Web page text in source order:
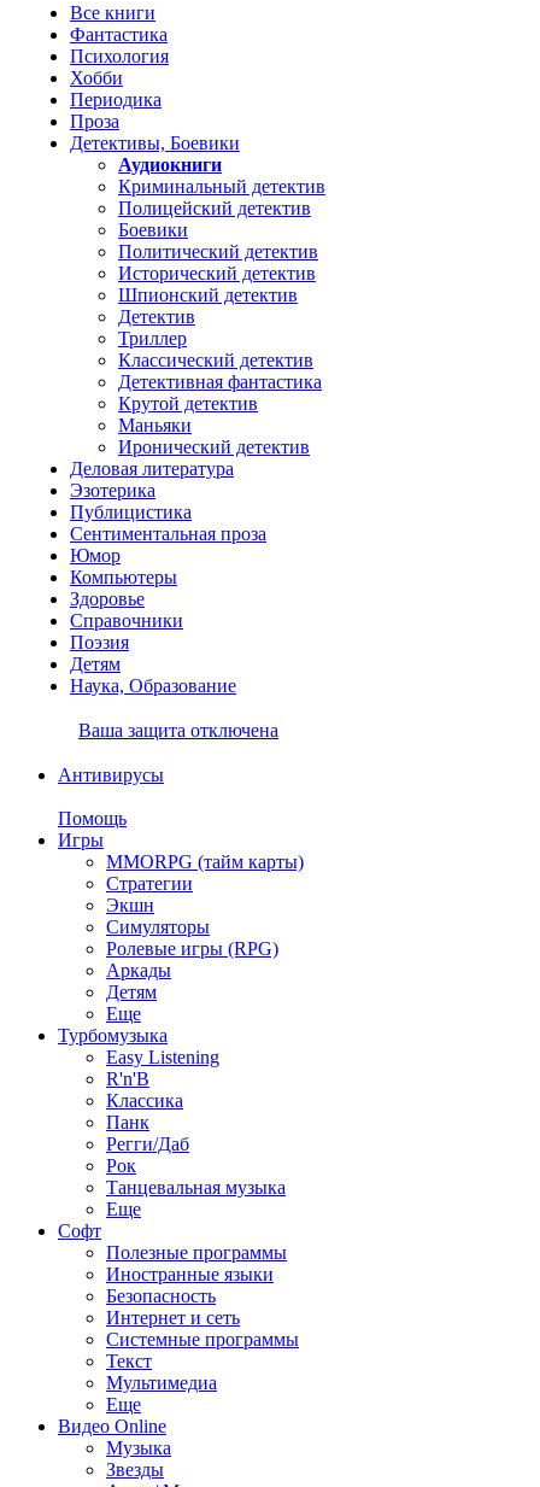
Все книги
Фантастика
Психология
Хобби
Периодика
Проза
Детективы, Боевики
Аудиокниги
Криминальный детектив
Полицейский детектив
Боевики
Политический детектив
Исторический детектив
Шпионский детектив
Детектив
Триллер
Классический детектив
Детективная фантастика
Крутой детектив
Маньяки
Иронический детектив
Деловая литература
Эзотерика
Публицистика
Сентиментальная проза
Юмор
Компьютеры
Здоровье
Справочники
Поэзия
Детям
Наука, Образование
Ваша защита отключена
Антивирусы
Помощь
Игры
MMORPG (тайм карты)
Стратегии
Экшн
Симуляторы
Ролевые игры (RPG)
Аркады
Детям
Еще
Турбомузыка
Easy Listening
R'n'B
Классика
Панк
Регги/Даб
Рок
Танцевальная музыка
Еще
Софт
Полезные программы
Иностранные языки
Безопасность
Интернет и сеть
Системные программы
Текст
Мультимедиа
Еще
Видео Online
Музыка
Звезды